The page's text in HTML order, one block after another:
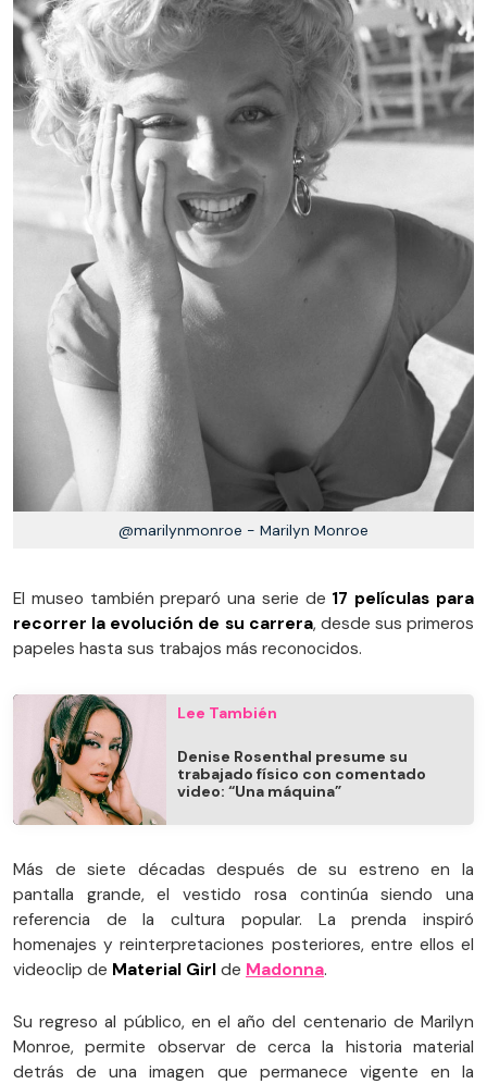
@marilynmonroe - Marilyn Monroe
El museo también preparó una serie de 17 películas para
recorrer la evolución de su carrera, desde sus primeros
papeles hasta sus trabajos más reconocidos.
Lee También
Denise Rosenthal presume su
trabajado físico con comentado
video: “Una máquina”
Más de siete décadas después de su estreno en la
pantalla grande, el vestido rosa continúa siendo una
referencia de la cultura popular. La prenda inspiró
homenajes y reinterpretaciones posteriores, entre ellos el
videoclip de Material Girl de Madonna.
Su regreso al público, en el año del centenario de Marilyn
Monroe, permite observar de cerca la historia material
detrás de una imagen que permanece vigente en la